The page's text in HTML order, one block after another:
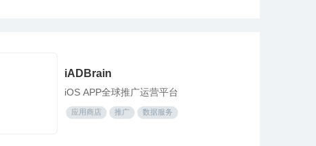
iADBrain
iOS APP全球推广运营平台
应用商店 推广 数据服务